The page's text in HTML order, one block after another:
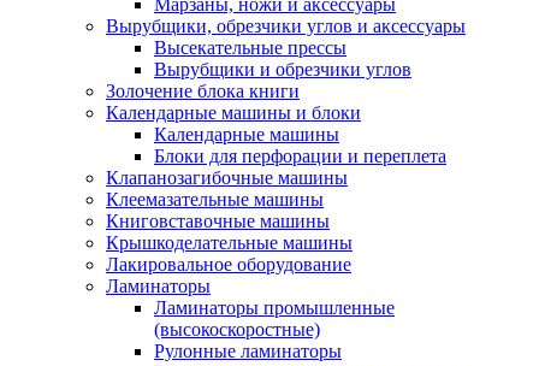
Вырубщики, обрезчики углов и аксессуары
Высекательные прессы
Вырубщики и обрезчики углов
Золочение блока книги
Календарные машины и блоки
Календарные машины
Блоки для перфорации и переплета
Клапанозагибочные машины
Клеемазательные машины
Книговставочные машины
Крышкоделательные машины
Лакировальное оборудование
Ламинаторы
Ламинаторы промышленные
(высокоскоростные)
Рулонные ламинаторы